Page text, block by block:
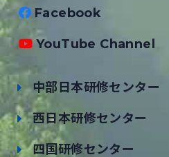
Facebook
YouTube Channel
中部日本研修センター
西日本研修センター
四国研修センター